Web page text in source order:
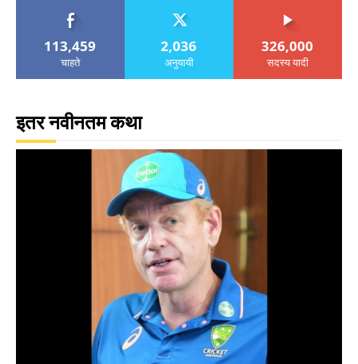
113,459
चाहते
2,036
अनुयायी
326,000
सदस्य यादी
इतर नवीनतम कथा